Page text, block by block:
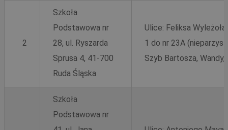
2
Szkoła
Podstawowa nr
28, ul. Ryszarda
Sprusa 4, 41-700
Ruda Śląska
Ulice: Feliksa
1 do nr 23A
Szyb Bartosza,
Szkoła
Podstawowa nr